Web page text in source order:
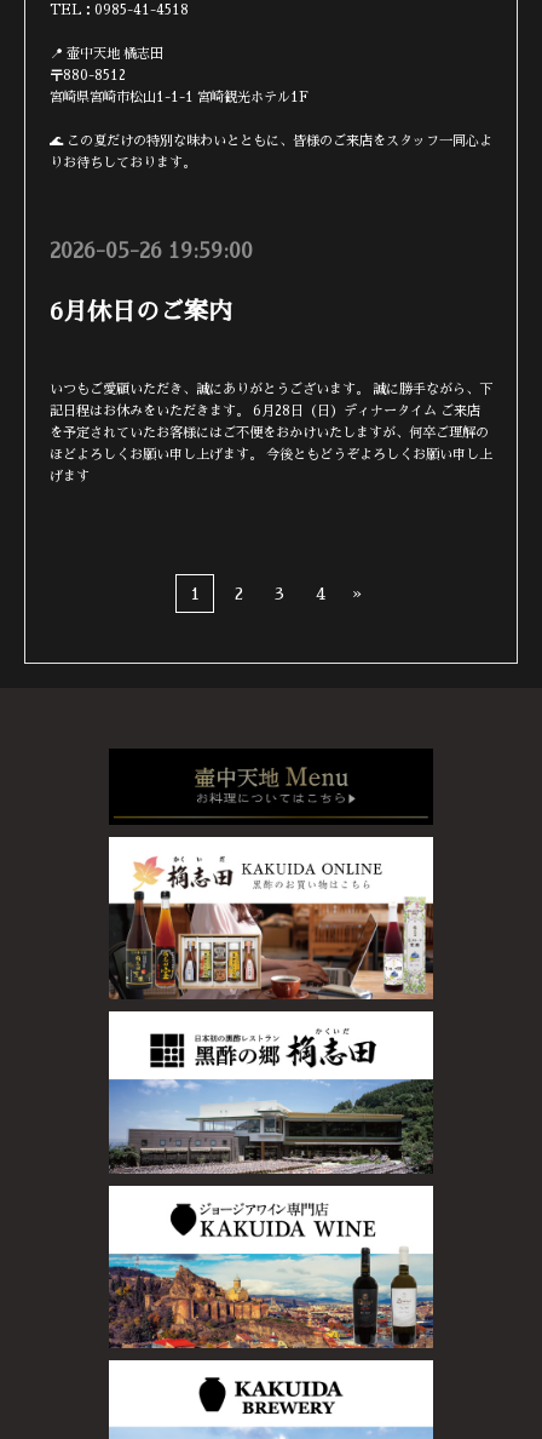
TEL：0985-41-4518
📍 壷中天地 橘志田
〒880-8512
宮崎県宮崎市松山1-1-1 宮崎観光ホテル1F
🌊 この夏だけの特別な味わいとともに、皆様のご来店をスタッフ一同心よ
りお待ちしております。
2026-05-26 19:59:00
6月休日のご案内
いつもご愛顧いただき、誠にありがとうございます。 誠に勝手ながら、下
記日程はお休みをいただきます。 6月28日（日）ディナータイム ご来店
を予定されていたお客様にはご不便をおかけいたしますが、何卒ご理解の
ほどよろしくお願い申し上げます。 今後ともどうぞよろしくお願い申し上
げます
1 2 3 4 »